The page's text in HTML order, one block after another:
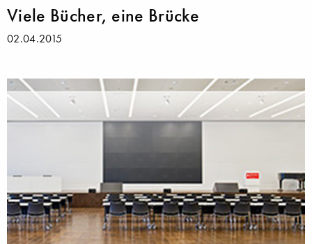
Viele Bücher, eine Brücke
02.04.2015